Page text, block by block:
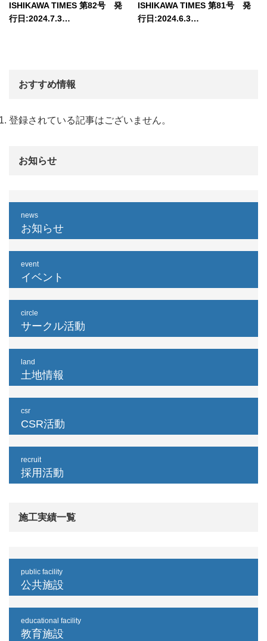
ISHIKAWA TIMES 第82号 発
行日:2024.7.3…
ISHIKAWA TIMES 第81号 発
行日:2024.6.3…
おすすめ情報
登録されている記事はございません。
お知らせ
news
お知らせ
event
イベント
circle
サークル活動
land
土地情報
csr
CSR活動
recruit
採用活動
施工実績一覧
public facility
公共施設
educational facility
教育施設